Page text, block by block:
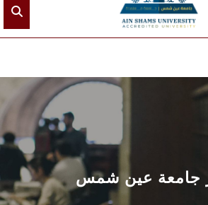
الرئيسيـة
عن الجامعة
القطاعـات جامعة عين شمس